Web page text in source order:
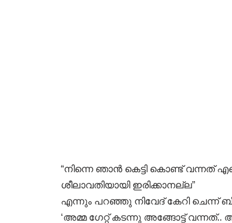
“നിന്നെ ഞാൻ കെട്ടി കൊണ്ട് വന്നത്
ശീലാവതിയായി ഇരിക്കാനല്ല”
എന്നും പറഞ്ഞു നിവേദ് കേറി ചെന്ന്
‘അമ്മ ഗേറ്റ് കടന്നു അങ്ങോട്ട്